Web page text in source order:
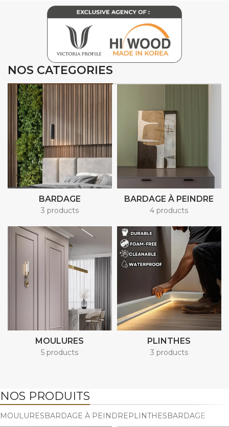
NOS CATEGORIES
BARDAGE
3 products
BARDAGE À PEINDRE
4 products
MOULURES
5 products
PLINTHES
3 products
NOS PRODUITS
MOULURESBARDAGE À PEINDREPLINTHESBARDAGE